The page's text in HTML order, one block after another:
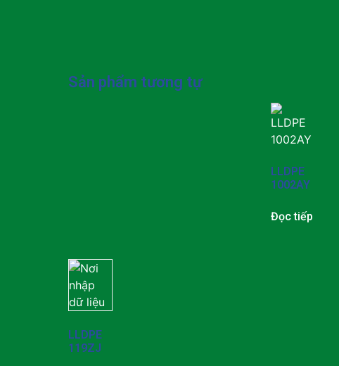
Sản phẩm tương tự
LLDPE
1002AY
Đọc tiếp
LLDPE
119ZJ